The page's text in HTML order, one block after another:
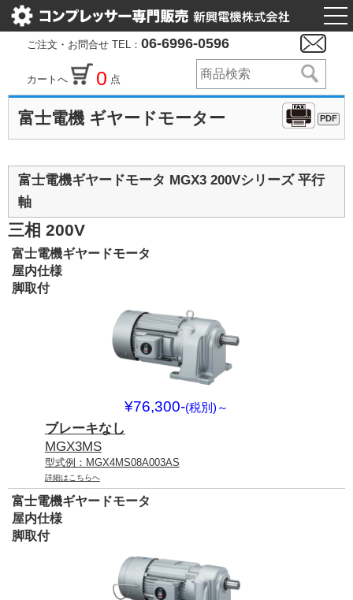
ご注文・お問合せ TEL： 06-6996-0596
カートへ 0 点
富士電機 ギヤードモーター PDF
富士電機ギヤードモータ MGX3 200Vシリーズ 平行
軸
三相 200V
富士電機ギヤードモータ
屋内仕様
脚取付
¥76,300-(税別) ～
ブレーキなし
MGX3MS
型式例：MGX4MS08A003AS
詳細はこちらへ
富士電機ギヤードモータ
屋内仕様
脚取付